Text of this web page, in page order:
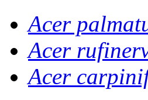
Acer
Acer
Acer